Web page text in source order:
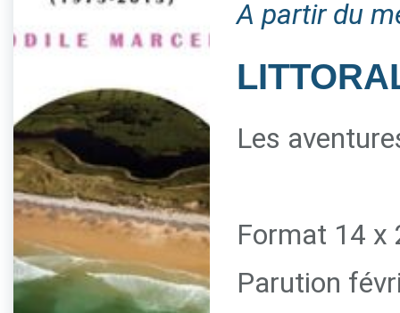
A partir du
Les
Format 14 x
Parution